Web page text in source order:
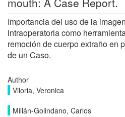
Importancia del uso de la
intraoperatoria como
remoción de cuerpo extraño en
de un Caso.
Author
Viloria, Veronica
Millán-Golindano, Carlos